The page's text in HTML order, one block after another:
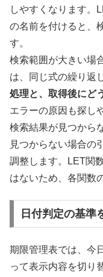
しやすくなります。
の名前を付けると、
す。
検索範囲が大きい場
は、同じ式の繰り返
処理と、取得後にど
エラーの原因も探し
検索結果が見つから
見つからない場合の
調整します。LET関
はないため、各関数
日付判定の基準
期限管理表では、今
って表示内容を切り